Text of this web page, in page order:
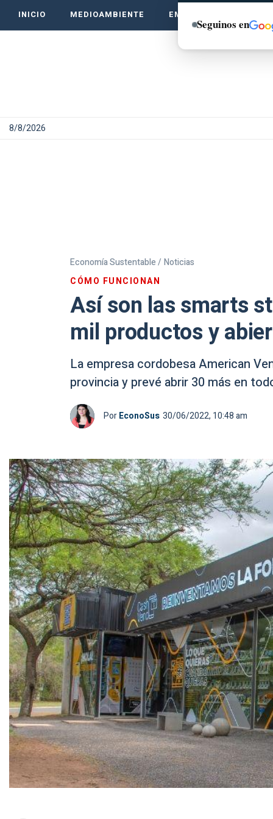
INICIO MEDIOAMBIENTE EMPRENDE VERDE
8/8/2026
Economía Sustentable / Noticias
CÓMO FUNCIONAN
Así son las smarts
mil productos y
La empresa cordobesa American
provincia y prevé abrir 30 más en
PorEconoSus 30/06/2022, 10:48 am
Seguinos en